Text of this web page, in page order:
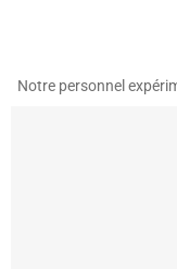
Notre personnel